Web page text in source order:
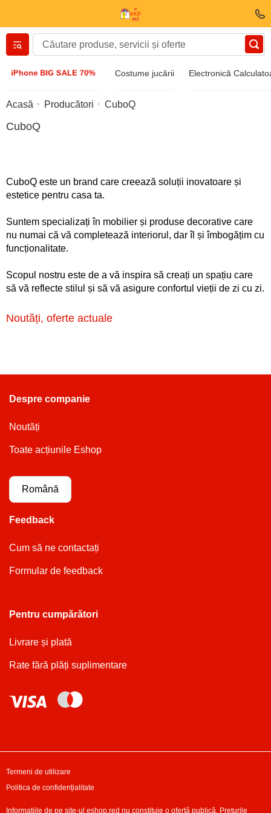
iPhone BIG SALE 70% Costume jucării Electronică
Вернуться назад
Accesorii
Bijuterii
Ceas de mână
Acasă Producători CuboQ
CuboQ
CuboQ este un brand care creează soluții inovatoare și
estetice pentru casa ta.
Suntem specializați în mobilier și produse decorative care
nu numai că vă completează interiorul, dar îl și îmbogățim cu
funcționalitate.
Scopul nostru este de a vă inspira să creați un spațiu care
să vă reflecte stilul și să vă asigure confortul vieții de zi cu zi.
Noutăți, oferte actuale
Despre companie
Noutăți
Toate acțiunile Eshop
Română
Feedback
Cum să ne contactați
Formular de feedback
Pentru cumpărători
Livrare și plată
Rate fără plăți suplimentare
Termeni de utilizare
Politica de confidențialitate
Informațiile de pe site-ul eshop.red nu constituie o ofertă publică. Prețurile